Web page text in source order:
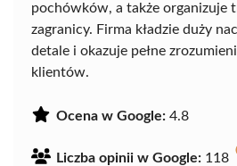
pochówków, a także organizuje
zagranicy. Firma kładzie duży
detale i okazuje pełne
klientów.
Ocena w Google: 4.8
Liczba opinii w Google: 118